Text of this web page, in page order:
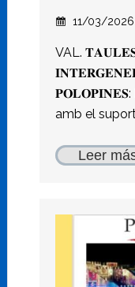
11/03/2026
VAL.
𝐏𝐎𝐋𝐎𝐏𝐈𝐍𝐄𝐒:
amb el
Leer